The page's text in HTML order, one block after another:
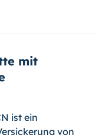
mit
ist ein
von